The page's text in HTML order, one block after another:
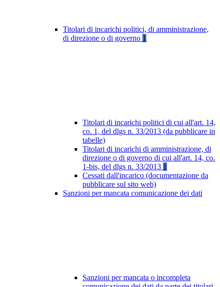
Titolari di incarichi politici, di amministrazione,
di direzione o di governo 1
Titolari di incarichi politici di cui all'art. 14,
co. 1, del dlgs n. 33/2013 (da pubblicare in
tabelle)
Titolari di incarichi di amministrazione, di
direzione o di governo di cui all'art. 14, co.
1-bis, del dlgs n. 33/2013 1
Cessati dall'incarico (documentazione da
pubblicare sul sito web)
Sanzioni per mancata comunicazione dei dati
Sanzioni per mancata o incompleta